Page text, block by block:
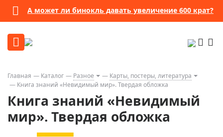
А может ли бинокль давать увеличение 600 крат?
Главная Каталог Разное
Карты, постеры, литература
Книга знаний «Невидимый мир». Твердая обложка
Книга знаний «Невидимый
мир». Твердая обложка